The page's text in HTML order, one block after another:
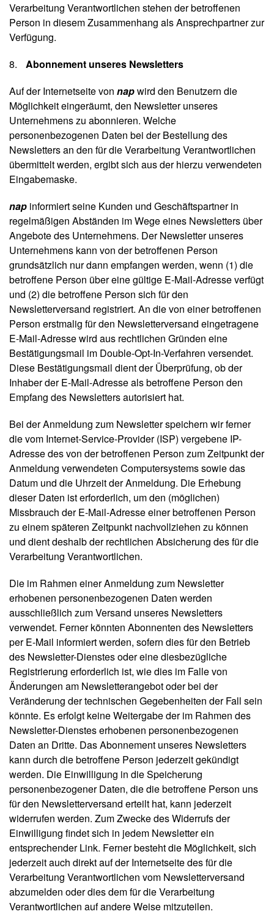
Verarbeitung Verantwortlichen stehen der betroffenen
Person in diesem Zusammenhang als Ansprechpartner zur
Verfügung.
Abonnement unseres Newsletters
Auf der Internetseite von napwird den Benutzern die
Möglichkeit eingeräumt, den Newsletter unseres
Unternehmens zu abonnieren. Welche
personenbezogenen Daten bei der Bestellung des
Newsletters an den für die Verarbeitung Verantwortlichen
übermittelt werden, ergibt sich aus der hierzu verwendeten
Eingabemaske.
nap informiert seine Kunden und Geschäftspartner in
regelmäßigen Abständen im Wege eines Newsletters über
Angebote des Unternehmens. Der Newsletter unseres
Unternehmens kann von der betroffenen Person
grundsätzlich nur dann empfangen werden, wenn (1) die
betroffene Person über eine gültige E-Mail-Adresse verfügt
und (2) die betroffene Person sich für den
Newsletterversand registriert. An die von einer betroffenen
Person erstmalig für den Newsletterversand eingetragene
E-Mail-Adresse wird aus rechtlichen Gründen eine
Bestätigungsmail im Double-Opt-In-Verfahren versendet.
Diese Bestätigungsmail dient der Überprüfung, ob der
Inhaber der E-Mail-Adresse als betroffene Person den
Empfang des Newsletters autorisiert hat.
Bei der Anmeldung zum Newsletter speichern wir ferner
die vom Internet-Service-Provider (ISP) vergebene IP-
Adresse des von der betroffenen Person zum Zeitpunkt der
Anmeldung verwendeten Computersystems sowie das
Datum und die Uhrzeit der Anmeldung. Die Erhebung
dieser Daten ist erforderlich, um den (möglichen)
Missbrauch der E-Mail-Adresse einer betroffenen Person
zu einem späteren Zeitpunkt nachvollziehen zu können
und dient deshalb der rechtlichen Absicherung des für die
Verarbeitung Verantwortlichen.
Die im Rahmen einer Anmeldung zum Newsletter
erhobenen personenbezogenen Daten werden
ausschließlich zum Versand unseres Newsletters
verwendet. Ferner könnten Abonnenten des Newsletters
per E-Mail informiert werden, sofern dies für den Betrieb
des Newsletter-Dienstes oder eine diesbezügliche
Registrierung erforderlich ist, wie dies im Falle von
Änderungen am Newsletterangebot oder bei der
Veränderung der technischen Gegebenheiten der Fall sein
könnte. Es erfolgt keine Weitergabe der im Rahmen des
Newsletter-Dienstes erhobenen personenbezogenen
Daten an Dritte. Das Abonnement unseres Newsletters
kann durch die betroffene Person jederzeit gekündigt
werden. Die Einwilligung in die Speicherung
personenbezogener Daten, die die betroffene Person uns
für den Newsletterversand erteilt hat, kann jederzeit
widerrufen werden. Zum Zwecke des Widerrufs der
Einwilligung findet sich in jedem Newsletter ein
entsprechender Link. Ferner besteht die Möglichkeit, sich
jederzeit auch direkt auf der Internetseite des für die
Verarbeitung Verantwortlichen vom Newsletterversand
abzumelden oder dies dem für die Verarbeitung
Verantwortlichen auf andere Weise mitzuteilen.